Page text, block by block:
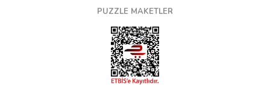
PUZZLE MAKETLER